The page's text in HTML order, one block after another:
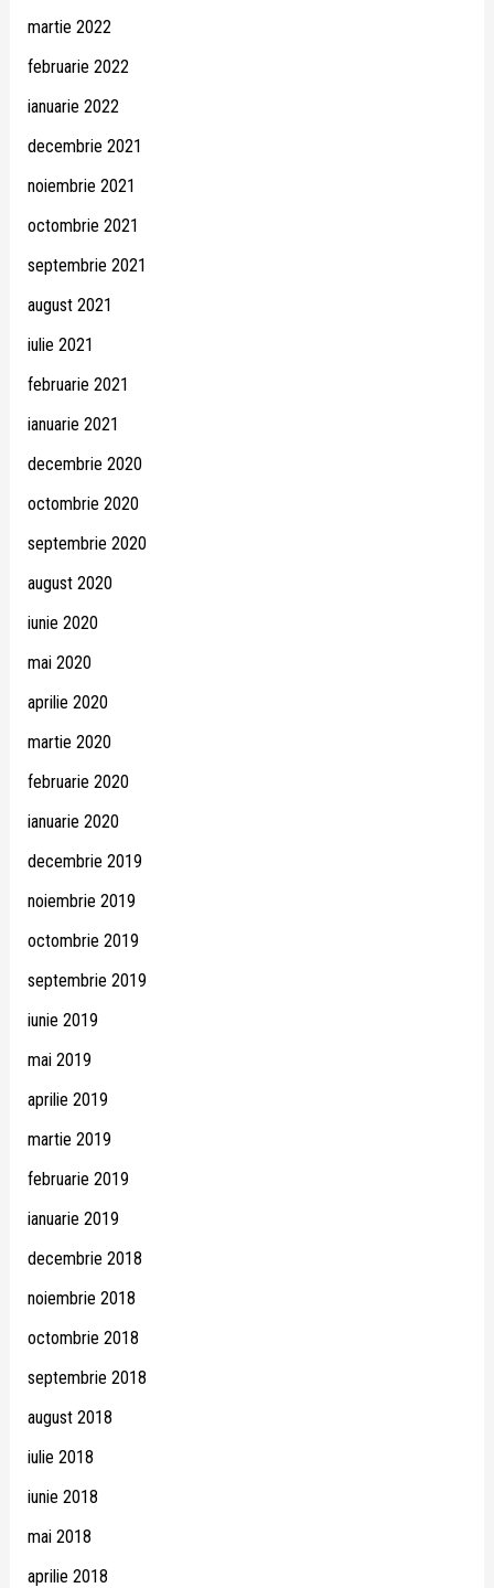
martie 2022
februarie 2022
ianuarie 2022
decembrie 2021
noiembrie 2021
octombrie 2021
septembrie 2021
august 2021
iulie 2021
februarie 2021
ianuarie 2021
decembrie 2020
octombrie 2020
septembrie 2020
august 2020
iunie 2020
mai 2020
aprilie 2020
martie 2020
februarie 2020
ianuarie 2020
decembrie 2019
noiembrie 2019
octombrie 2019
septembrie 2019
iunie 2019
mai 2019
aprilie 2019
martie 2019
februarie 2019
ianuarie 2019
decembrie 2018
noiembrie 2018
octombrie 2018
septembrie 2018
august 2018
iulie 2018
iunie 2018
mai 2018
aprilie 2018